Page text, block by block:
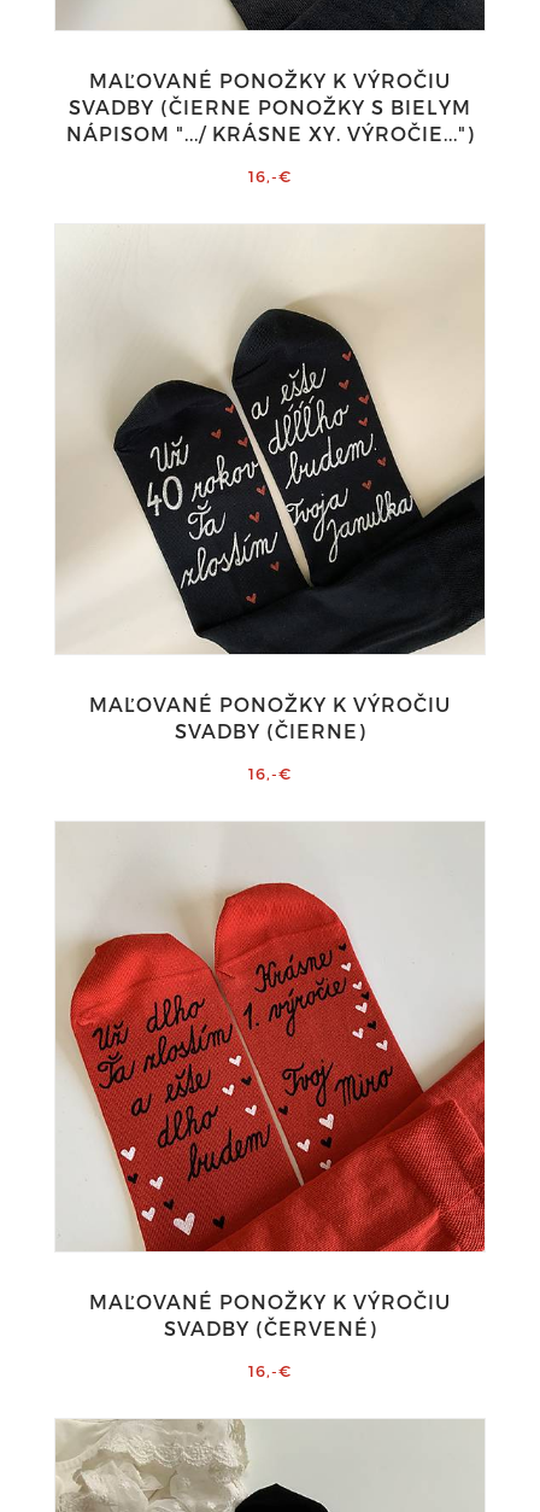
MAĽOVANÉ PONOŽKY K VÝROČIU
SVADBY (ČIERNE PONOŽKY S BIELYM
NÁPISOM ".../ KRÁSNE XY. VÝROČIE...")
16,-€
MAĽOVANÉ PONOŽKY K VÝROČIU
SVADBY (ČIERNE)
16,-€
MAĽOVANÉ PONOŽKY K VÝROČIU
SVADBY (ČERVENÉ)
16,-€